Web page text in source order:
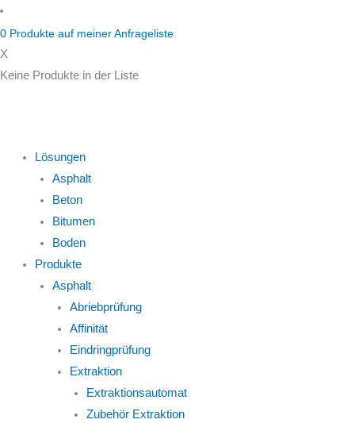
Zum
Inhalt
springen
0 Produkte auf meiner Anfrageliste
X
Keine Produkte in der Liste
Lösungen
Asphalt
Beton
Bitumen
Boden
Produkte
Asphalt
Abriebprüfung
Affinität
Eindringprüfung
Extraktion
Extraktionsautomat
Zubehör Extraktion